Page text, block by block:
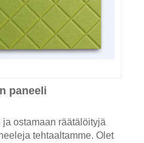
paneeli
ostamaan räätälöityjä
tehtaaltamme. Olet